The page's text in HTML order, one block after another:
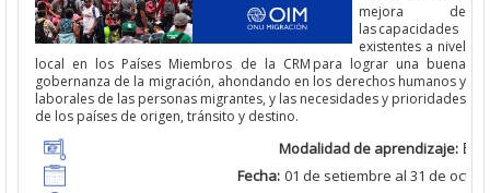
mejora de
las capacidades
existentes a nivel
local en los Países Miembros de la CRM para lograr una buena
gobernanza de la migración, ahondando en los derechos humanos y
laborales de las personas migrantes, y las necesidades y prioridades
de los países de origen, tránsito y destino.
Modalidad de aprendizaje:
Fecha: 01 de setiembre al 31 de